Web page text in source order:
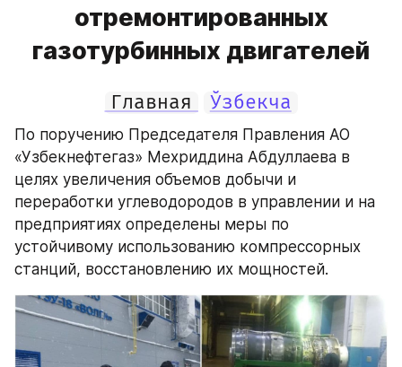
отремонтированных
газотурбинных двигателей
Главная Ўзбекча
По поручению Председателя Правления АО
«Узбекнефтегаз» Мехриддина Абдуллаева в
целях увеличения объемов добычи и
переработки углеводородов в управлении и на
предприятиях определены меры по
устойчивому использованию компрессорных
станций, восстановлению их мощностей.